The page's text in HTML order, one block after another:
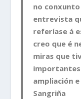
no
entrevista
referíase á
creo que é
miras que
ampliación
Sangriña